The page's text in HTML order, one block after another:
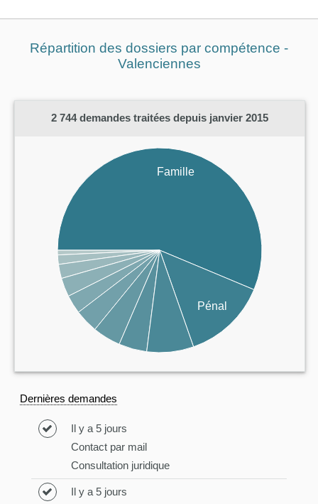
Répartition des dossiers par compétence -
Valenciennes
2 744demandes traitées depuis janvier 2015
Famille
Pénal
Dernières demandes
Il y a 5 jours
Contact par mail
Consultation juridique
Il y a 5 jours